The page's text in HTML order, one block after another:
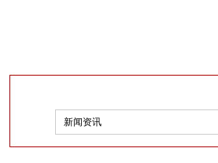
新闻资讯